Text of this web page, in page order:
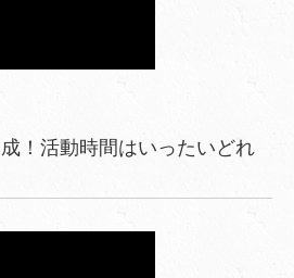
！活動時間はいったいどれ